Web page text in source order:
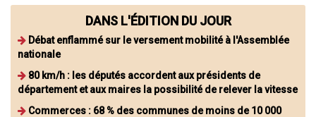
DANS L'ÉDITION DU JOUR
Débat enflammé sur le versement mobilité à l'Assemblée
nationale
80 km/h : les députés accordent aux présidents de
département et aux maires la possibilité de relever la vitesse
Commerces : 68 % des communes de moins de 10 000